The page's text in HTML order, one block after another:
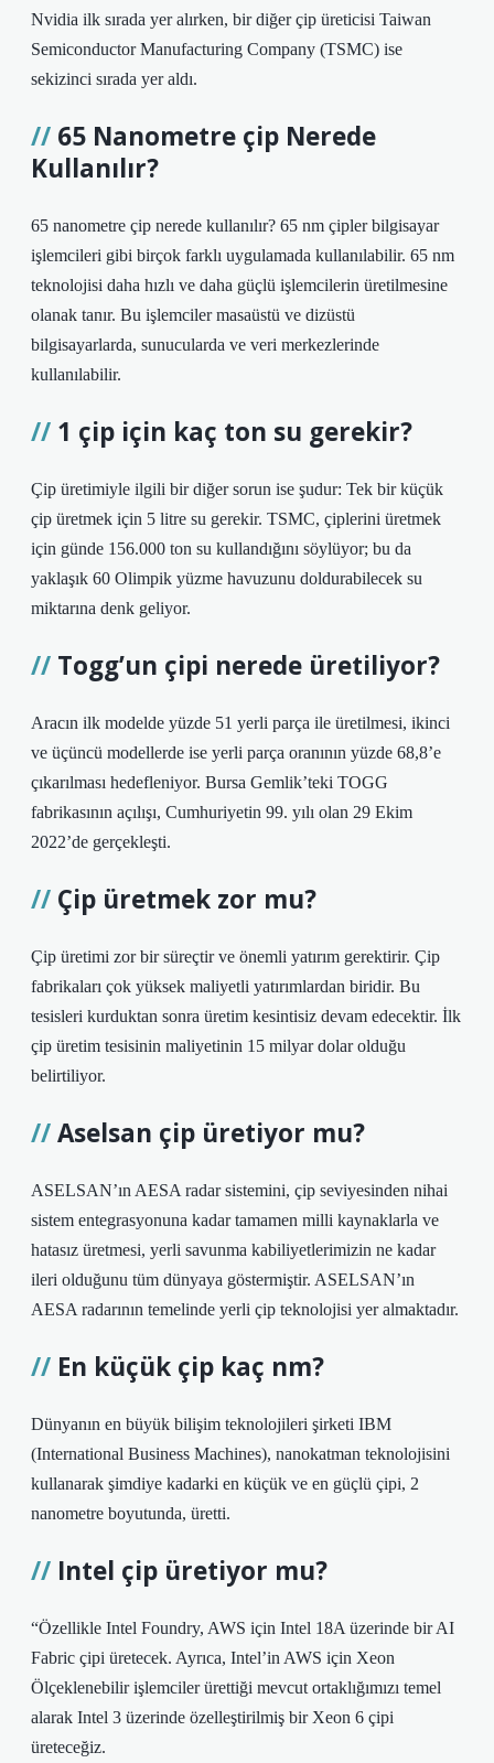
Nvidia ilk sırada yer alırken, bir diğer çip üreticisi Taiwan
Semiconductor Manufacturing Company (TSMC) ise
sekizinci sırada yer aldı.
65 Nanometre çip Nerede
Kullanılır?
65 nanometre çip nerede kullanılır? 65 nm çipler bilgisayar
işlemcileri gibi birçok farklı uygulamada kullanılabilir. 65 nm
teknolojisi daha hızlı ve daha güçlü işlemcilerin üretilmesine
olanak tanır. Bu işlemciler masaüstü ve dizüstü
bilgisayarlarda, sunucularda ve veri merkezlerinde
kullanılabilir.
1 çip için kaç ton su gerekir?
Çip üretimiyle ilgili bir diğer sorun ise şudur: Tek bir küçük
çip üretmek için 5 litre su gerekir. TSMC, çiplerini üretmek
için günde 156.000 ton su kullandığını söylüyor; bu da
yaklaşık 60 Olimpik yüzme havuzunu doldurabilecek su
miktarına denk geliyor.
Togg’un çipi nerede üretiliyor?
Aracın ilk modelde yüzde 51 yerli parça ile üretilmesi, ikinci
ve üçüncü modellerde ise yerli parça oranının yüzde 68,8’e
çıkarılması hedefleniyor. Bursa Gemlik’teki TOGG
fabrikasının açılışı, Cumhuriyetin 99. yılı olan 29 Ekim
2022’de gerçekleşti.
Çip üretmek zor mu?
Çip üretimi zor bir süreçtir ve önemli yatırım gerektirir. Çip
fabrikaları çok yüksek maliyetli yatırımlardan biridir. Bu
tesisleri kurduktan sonra üretim kesintisiz devam edecektir. İlk
çip üretim tesisinin maliyetinin 15 milyar dolar olduğu
belirtiliyor.
Aselsan çip üretiyor mu?
ASELSAN’ın AESA radar sistemini, çip seviyesinden nihai
sistem entegrasyonuna kadar tamamen milli kaynaklarla ve
hatasız üretmesi, yerli savunma kabiliyetlerimizin ne kadar
ileri olduğunu tüm dünyaya göstermiştir. ASELSAN’ın
AESA radarının temelinde yerli çip teknolojisi yer almaktadır.
En küçük çip kaç nm?
Dünyanın en büyük bilişim teknolojileri şirketi IBM
(International Business Machines), nanokatman teknolojisini
kullanarak şimdiye kadarki en küçük ve en güçlü çipi, 2
nanometre boyutunda, üretti.
Intel çip üretiyor mu?
“Özellikle Intel Foundry, AWS için Intel 18A üzerinde bir AI
Fabric çipi üretecek. Ayrıca, Intel’in AWS için Xeon
Ölçeklenebilir işlemciler ürettiği mevcut ortaklığımızı temel
alarak Intel 3 üzerinde özelleştirilmiş bir Xeon 6 çipi
üreteceğiz.